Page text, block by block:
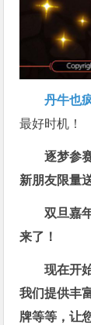
丹牛也
最好时机！
逐梦参
新朋友限量
双旦嘉
来了！
现在开
我们提供丰
牌等等，让